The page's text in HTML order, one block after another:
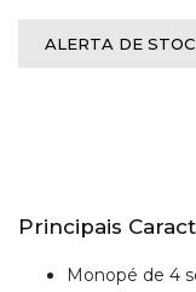
ALERTA DE
Principais
Monopé de 4